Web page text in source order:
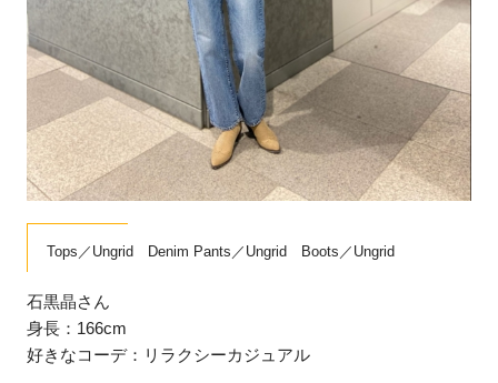
Tops／Ungrid Denim Pants／Ungrid Boots／Ungrid
石黒晶さん
身長：166cm
好きなコーデ：リラクシーカジュアル